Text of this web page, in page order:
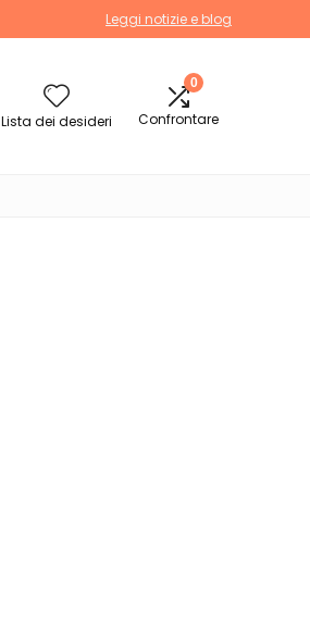
Leggi notizie e blog
Lista dei desideri
0
Confrontare